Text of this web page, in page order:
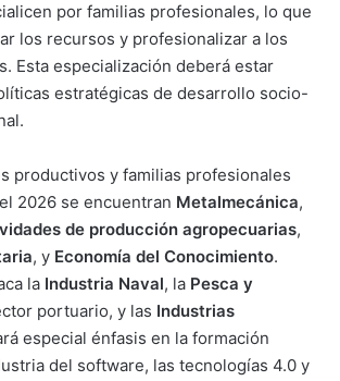
por familias profesionales, lo que
los recursos y profesionalizar a los
. Esta especialización deberá estar
estratégicas de desarrollo socio-
.
productivos y familias profesionales
2026 se encuentran Metalmecánica,
de producción agropecuarias,
, y Economía del Conocimiento.
la Industria Naval, la Pesca y
portuario, y las Industrias
especial énfasis en la formación
del software, las tecnologías 4.0 y